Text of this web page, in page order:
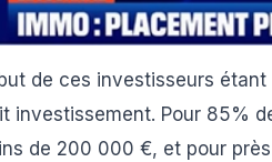
de ces investisseurs
investissement. Pour 85%
de 200 000 €, et pour